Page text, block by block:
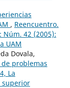
, Reencuentro.
42 (2005):
UAM
Dovala,
problemas
La
superior